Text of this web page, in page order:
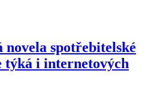
spotřebitelské
týká i internetových